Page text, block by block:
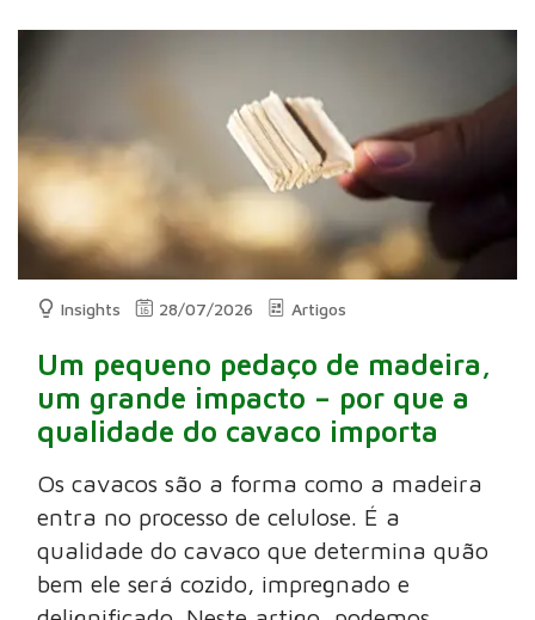
Insights 28/07/2026 Artigos
Um pequeno pedaço de madeira,
um grande impacto – por que a
qualidade do cavaco importa
Os cavacos são a forma como a madeira
entra no processo de celulose. É a
qualidade do cavaco que determina quão
bem ele será cozido, impregnado e